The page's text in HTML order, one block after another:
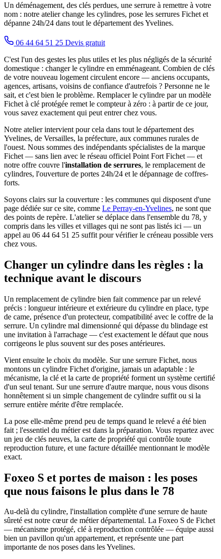
Un déménagement, des clés perdues, une serrure à remettre à votre
nom : notre atelier change les cylindres, pose les serrures Fichet et
dépanne 24h/24 dans tout le département des Yvelines.
06 44 64 51 25 Devis gratuit
C'est l'un des gestes les plus utiles et les plus négligés de la sécurité
domestique : changer le cylindre en emménageant. Combien de clés
de votre nouveau logement circulent encore — anciens occupants,
agences, artisans, voisins de confiance d'autrefois ? Personne ne le
sait, et c'est bien le problème. Remplacer le cylindre par un modèle
Fichet à clé protégée remet le compteur à zéro : à partir de ce jour,
vous savez exactement qui peut entrer chez vous.
Notre atelier intervient pour cela dans tout le département des
Yvelines, de Versailles, la préfecture, aux communes rurales de
l'ouest. Nous sommes des indépendants spécialistes de la marque
Fichet — sans lien avec le réseau officiel Point Fort Fichet — et
notre offre couvre l'installation de serrures, le remplacement de
cylindres, l'ouverture de portes 24h/24 et le dépannage de coffres-
forts.
Soyons clairs sur la couverture : les communes qui disposent d'une
page dédiée sur ce site, comme Le Perray-en-Yvelines, ne sont que
des points de repère. L'atelier se déplace dans l'ensemble du 78, y
compris dans les villes et villages qui ne sont pas listés ici — un
appel au 06 44 64 51 25 suffit pour vérifier le créneau possible vers
chez vous.
Changer un cylindre dans les règles : la
technique avant le discours
Un remplacement de cylindre bien fait commence par un relevé
précis : longueur intérieure et extérieure du cylindre en place, type
de came, présence d'un protecteur, compatibilité avec le coffre de la
serrure. Un cylindre mal dimensionné qui dépasse du blindage est
une invitation à l'arrachage — c'est exactement le défaut que nous
corrigeons le plus souvent sur des poses antérieures.
Vient ensuite le choix du modèle. Sur une serrure Fichet, nous
montons un cylindre Fichet d'origine, jamais un adaptable : le
mécanisme, la clé et la carte de propriété forment un système certifié
d'un seul tenant. Sur une serrure d'autre marque, nous vous disons
honnêtement si un simple changement de cylindre suffit ou si la
serrure entière mérite d'être remplacée.
La pose elle-même prend peu de temps quand le relevé a été bien
fait ; l'essentiel du métier est dans la préparation. Vous repartez avec
un jeu de clés neuves, la carte de propriété qui contrôle toute
reproduction future, et une facture détaillée mentionnant le modèle
exact.
Foxeo S et portes de maison : les poses
que nous faisons le plus dans le 78
Au-delà du cylindre, l'installation complète d'une serrure de haute
sûreté est notre cœur de métier départemental. La Foxeo S de Fichet
— mécanisme protégé, clé à reproduction contrôlée — équipe aussi
bien un pavillon qu'un appartement, et représente une part
importante de nos poses dans les Yvelines.